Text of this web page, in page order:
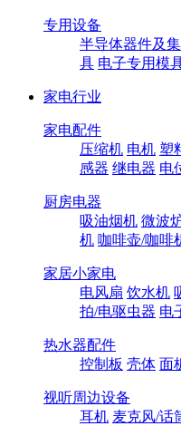
专用设备
半导体器件及
具 电子专用模
家电行业
家电配件
压缩机 电机 塑
感器 继电器 电
厨房电器
吸油烟机 微波
机 咖啡壶/咖啡
家居小家电
电风扇 饮水机
拍/电驱虫器 电
热水器配件
控制板 壳体 面
视听周边设备
耳机 麦克风/话